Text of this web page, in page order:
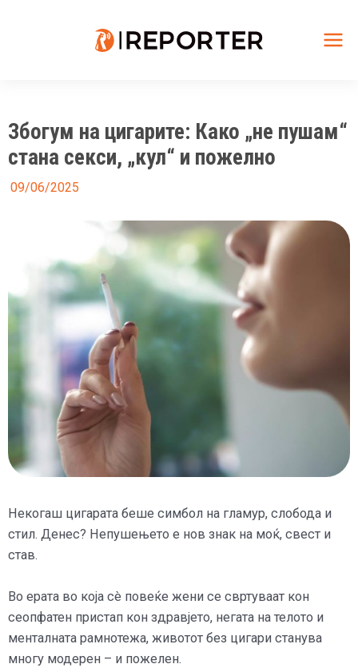
Збогум на цигарите: Како „не пушам“
стана секси, „кул“ и пожелно
09/06/2025
Некогаш цигарата беше симбол на гламур, слобода и
стил. Денес? Непушењето е нов знак на моќ, свест и
став.
Во ерата во која сè повеќе жени се свртуваат кон
сеопфатен пристап кон здравјето, негата на телото и
менталната рамнотежа, животот без цигари станува
многу модерен – и пожелен.